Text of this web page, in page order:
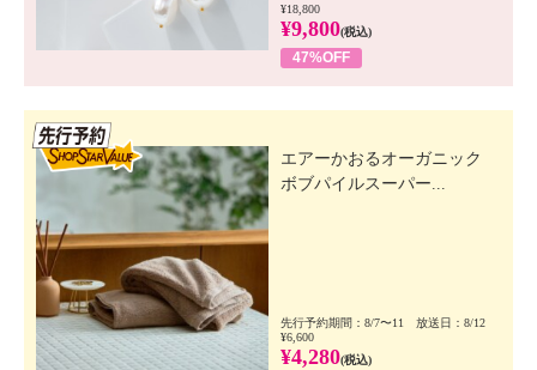
¥18,800
¥9,800(税込)
47%OFF
エアーかおるオーガニック
ボブパイルスーパー...
先行予約期間：8/7〜11 放送日：8/12
¥6,600
¥4,280(税込)